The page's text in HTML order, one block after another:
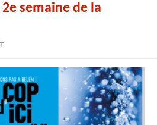
semaine de la